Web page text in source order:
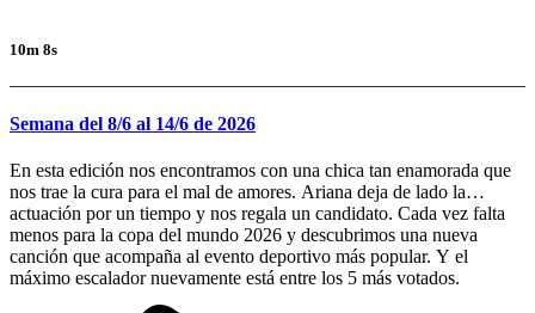
10m 8s
Semana del 8/6 al 14/6 de 2026
En esta edición nos encontramos con una chica tan enamorada que
nos trae la cura para el mal de amores. Ariana deja de lado la
actuación por un tiempo y nos regala un candidato. Cada vez falta
menos para la copa del mundo 2026 y descubrimos una nueva
canción que acompaña al evento deportivo más popular. Y el
máximo escalador nuevamente está entre los 5 más votados.